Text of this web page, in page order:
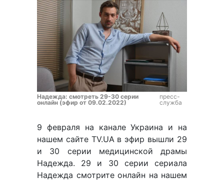
Надежда: смотреть 29-30 серии
онлайн (эфир от 09.02.2022)
пресс-
служба
9 февраля на канале Украина и на
нашем сайте TV.UA в эфир вышли 29
и 30 серии медицинской драмы
Надежда. 29 и 30 серии сериала
Надежда смотрите онлайн на нашем